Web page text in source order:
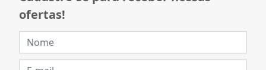
ofertas!